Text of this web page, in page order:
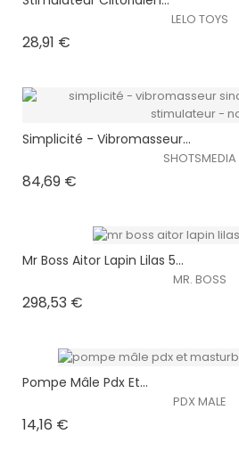
LELO TOYS
28,91 €
Simplicité - Vibromasseur...
SHOTSMEDIA
84,69 €
Mr Boss Aitor Lapin Lilas 5...
MR. BOSS
298,53 €
Pompe Mâle Pdx Et...
PDX MALE
14,16 €